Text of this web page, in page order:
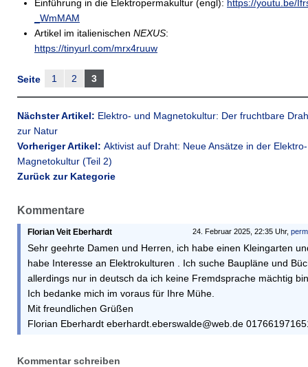
Einführung in die Elektropermakultur (engl): https://youtu.be/
_WmMAM
Artikel im italienischen NEXUS:
https://tinyurl.com/mrx4ruuw
Seite 1 2 3
Nächster Artikel: Elektro- und Magnetokultur: Der fruchtbare
zur Natur
Vorheriger Artikel: Aktivist auf Draht: Neue Ansätze in der
Magnetokultur (Teil 2)
Zurück zur Kategorie
Kommentare
24. Februar 2025, 22:35 Uhr,
Florian Veit Eberhardt
Sehr geehrte Damen und Herren, ich habe einen Kleingarten
habe Interesse an Elektrokulturen . Ich suche Baupläne und
allerdings nur in deutsch da ich keine Fremdsprache mächtig
Ich bedanke mich im voraus für Ihre Mühe.
Mit freundlichen Grüßen
Florian Eberhardt eberhardt.eberswalde@web.de
Kommentar schreiben